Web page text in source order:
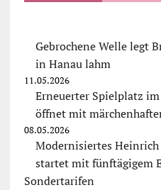
Gebrochene Welle legt
in Hanau lahm
11.05.2026
Erneuerter Spielplatz
öffnet mit
08.05.2026
Modernisiertes
startet mit fünftägigem
Sondertarifen